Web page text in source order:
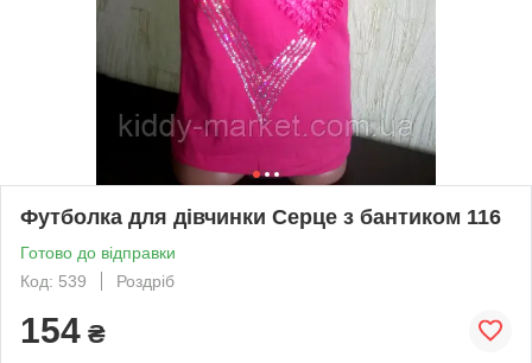
Футболка для дівчинки Серце з бантиком 116
Готово до відправки
Код: 539
Роздріб
154 ₴